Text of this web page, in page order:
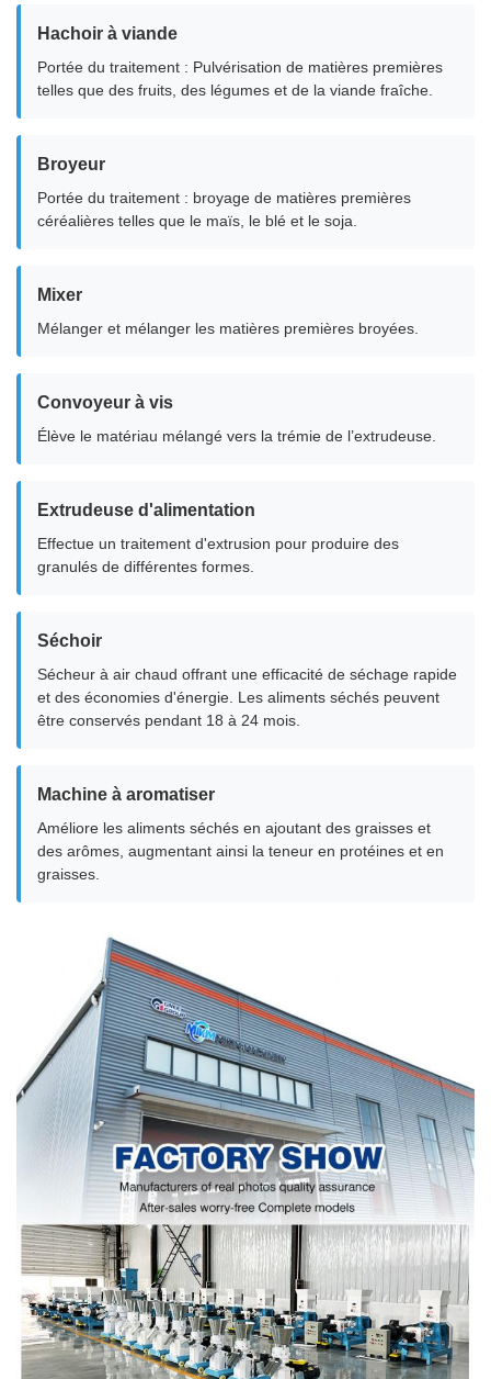
Hachoir à viande
Portée du traitement : Pulvérisation de matières premières
telles que des fruits, des légumes et de la viande fraîche.
Broyeur
Portée du traitement : broyage de matières premières
céréalières telles que le maïs, le blé et le soja.
Mixer
Mélanger et mélanger les matières premières broyées.
Convoyeur à vis
Élève le matériau mélangé vers la trémie de l’extrudeuse.
Extrudeuse d'alimentation
Effectue un traitement d'extrusion pour produire des
granulés de différentes formes.
Séchoir
Sécheur à air chaud offrant une efficacité de séchage rapide
et des économies d'énergie. Les aliments séchés peuvent
être conservés pendant 18 à 24 mois.
Machine à aromatiser
Améliore les aliments séchés en ajoutant des graisses et
des arômes, augmentant ainsi la teneur en protéines et en
graisses.